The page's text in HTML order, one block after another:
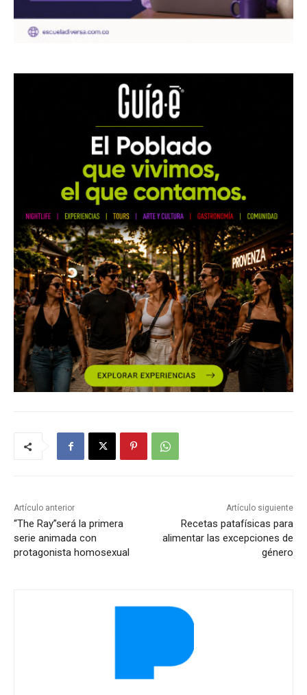
Artículo anterior
“The Ray”será la primera
serie animada con
protagonista homosexual
Artículo siguiente
Recetas patafísicas para
alimentar las excepciones de
género